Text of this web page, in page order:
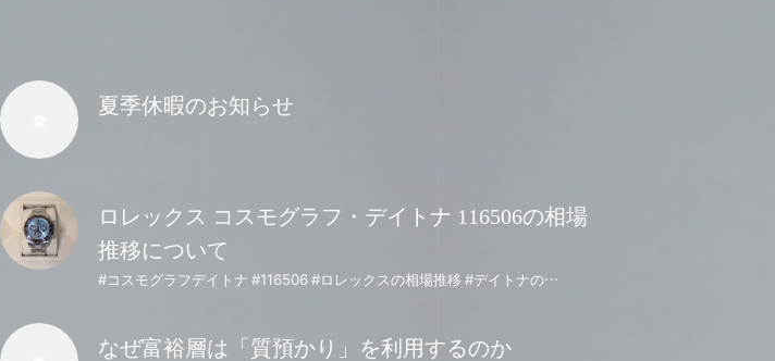
夏季休暇のお知らせ
ロレックス コスモグラフ・デイトナ 116506の相場
推移について
#コスモグラフデイトナ #116506 #ロレックスの相場推移 #デイトナの相場推移 #116506の相場推移 #資産性の高い時計 #アイスブルー #デイトナ #プラチナモデル
なぜ富裕層は「質預かり」を利用するのか